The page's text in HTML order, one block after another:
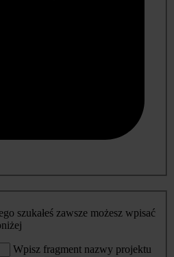
szukałeś zawsze możesz wpisać
Wpisz fragment nazwy projektu